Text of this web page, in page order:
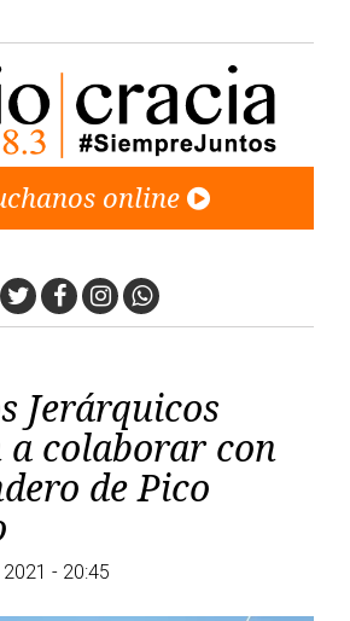
online
TwitterFacebook
Instagram
Whatsapp
Jerárquicos
colaborar con
de Pico
- 20:45